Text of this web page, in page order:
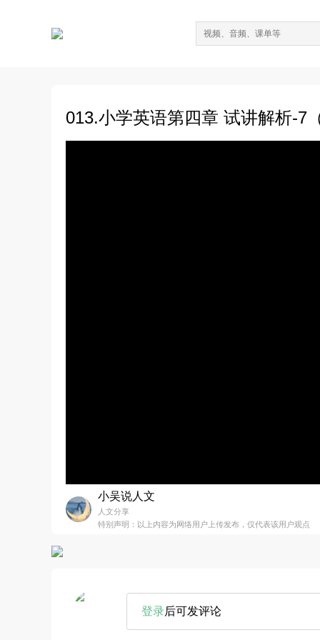
013.小学英语第四章 试讲解析-7（
小吴说人文
人文分享
特别声明：以上内容为网络用户上传发布，仅代表该用户观点
登录后可发评论